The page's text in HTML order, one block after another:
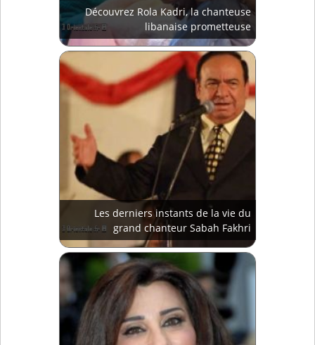
Découvrez Rola Kadri, la chanteuse
libanaise prometteuse
Les derniers instants de la vie du
grand chanteur Sabah Fakhri